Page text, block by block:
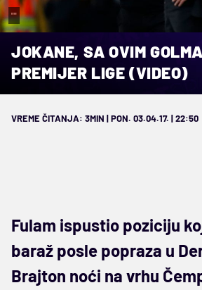
""
JOKANE, SA OVIM
PREMIJER LIGE (VIDEO)
VREME ČITANJA: 3MIN | PON. 03.04.17. | 22:50
Fulam ispustio poziciju
baraž posle popraza u
Brajton noći na vrhu